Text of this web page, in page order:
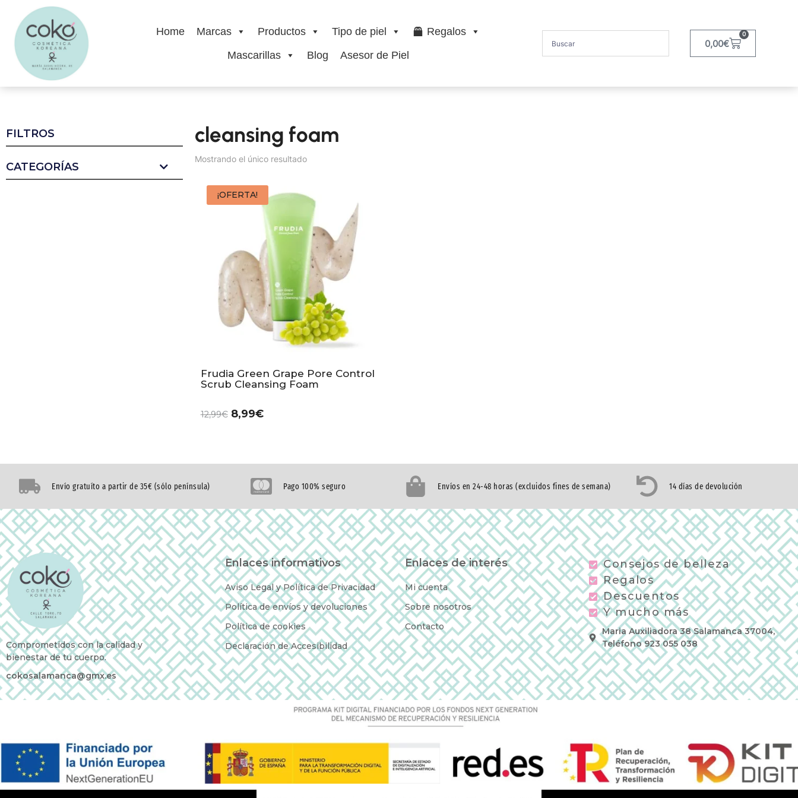
Home Marcas Productos Tipo de piel
Regalos
Mascarillas
Blog Asesor de Piel
0,00€
0
FILTROS
CATEGORÍAS
cleansing foam
Mostrando el único resultado
¡OFERTA!
Frudia Green Grape Pore Control
Scrub Cleansing Foam
12,99€ 8,99€
Envío gratuíto a partir de 35€ (sólo península) Pago 100% seguro Envíos en 24-48 horas (excluidos fines de semana) 14 días de devolución
Comprometidos con la calidad y
bienestar de tu cuerpo.
cokosalamanca@gmx.es
Enlaces informativos
Aviso Legal y Política de Privacidad
Política de envíos y devoluciones
Política de cookies
Declaración de Accesibilidad
Enlaces de interés
Mi cuenta
Sobre nosotros
Contacto
Consejos de belleza
Regalos
Descuentos
Y mucho más
Maria Auxiliadora 38 Salamanca 37004,
Teléfono 923 055 038